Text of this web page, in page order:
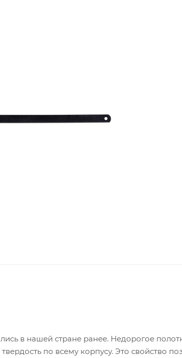
в нашей стране ранее. Недорогое
по всему корпусу. Это свойство